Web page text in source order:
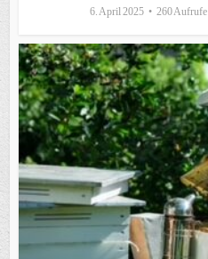
6. April 2025 260 Aufrufe